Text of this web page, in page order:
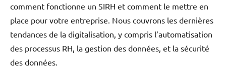
comment fonctionne un SIRH et comment le mettre en
place pour votre entreprise. Nous couvrons les dernières
tendances de la digitalisation, y compris l’automatisation
des processus RH, la gestion des données, et la sécurité
des données.